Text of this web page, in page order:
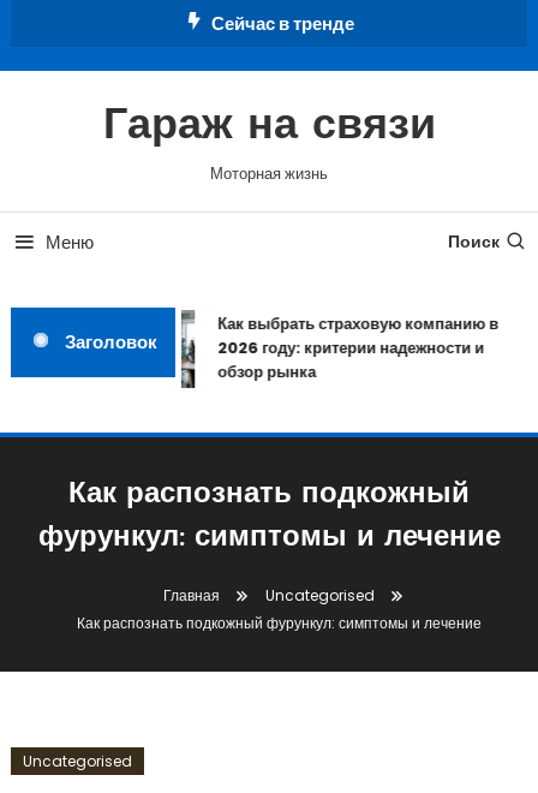
Сейчас в тренде
Гараж на связи
Моторная жизнь
Меню Поиск
Заголовок
Как выбрать страховую компанию в
2026 году: критерии надежности и
обзор рынка
Как распознать подкожный
фурункул: симптомы и лечение
Главная
Uncategorised
Как распознать подкожный фурункул: симптомы и лечение
Uncategorised